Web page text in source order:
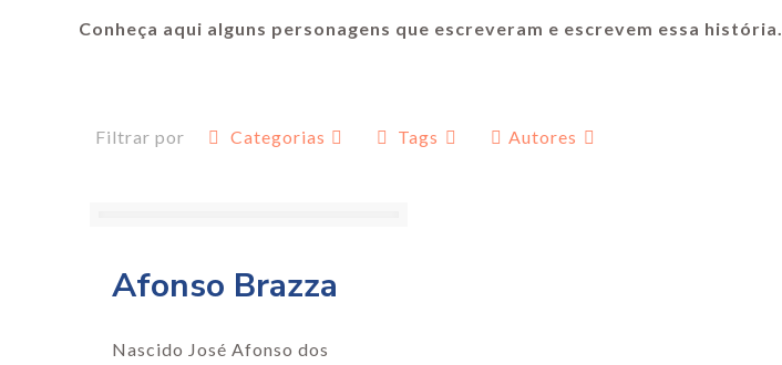
Conheça aqui alguns personagens que escreveram e escrevem essa história.
Filtrar por Categorias Tags Autores
Afonso Brazza
Nascido José Afonso dos